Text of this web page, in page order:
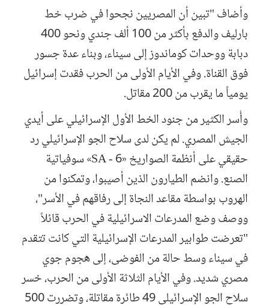
وأضاف "تبين أن المصريين نجحوا في ضرب خط
بارليف والدفع بأكثر من 100 ألف جندي ونحو 400
دبابة ووحدات كوماندوز إلى سيناء، وبناء عدة جسور
فوق القناة. وفي الأيام الأولى من الحرب فقدت إسرائيل
يومياً ما يقرب من 200 مقاتل.
وأُسر الكثير من جنود الخط الأول الإسرائيلي على أيدي
الجيش المصري. لم يكن لدى سلاح الجو الإسرائيلي رد
حقيقي على أنظمة الصواريخ «6 - SA» سوفياتية
الصنع. وانضم الطيارون الذين أصيبوا، وتمكنوا من
الهروب بواسطة مقاعد النجاة إلى رفاقهم في الأسر"،
ووصف وضع المدرعات الاسرائيلية في الحرب قائلاً
"تعرضت طوابير المدرعات الإسرائيلية التي كانت تتقدم
في سيناء وسط حالة من الفوضى، إلى هجوم جوي
مصري شديد. وفي الأيام الثلاثة الأولى من الحرب، خسر
سلاح الجو الإسرائيلي 49 طائرة مقاتلة، وتضررت 500